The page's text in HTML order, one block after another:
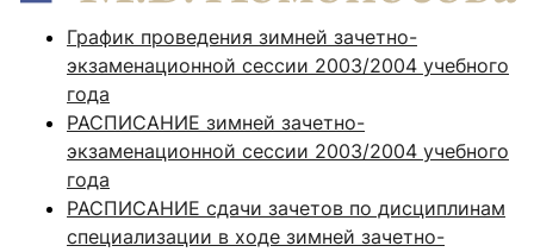
График проведения зимней зачетно-
экзаменационной сессии 2003/2004 учебного
года
РАСПИСАНИЕ зимней зачетно-
экзаменационной сессии 2003/2004 учебного
года
РАСПИСАНИЕ сдачи зачетов по дисциплинам
специализации в ходе зимней зачетно-